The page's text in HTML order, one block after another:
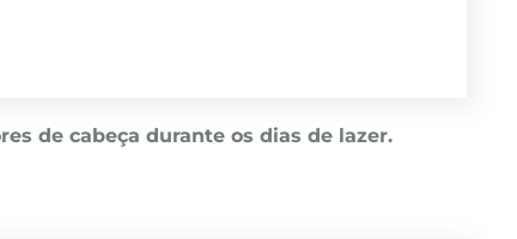
de cabeça durante os dias de lazer.